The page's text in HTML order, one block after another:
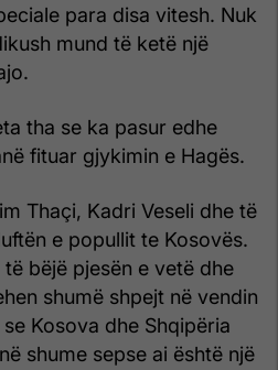
para disa vitesh. Nuk
mund të ketë një
tha se ka pasur edhe
fituar gjykimin e Hagës.
Thaçi, Kadri Veseli dhe të
e popullit te Kosovës.
bëjë pjesën e vetë dhe
shumë shpejt në vendin
Kosova dhe Shqipëria
shume sepse ai është një